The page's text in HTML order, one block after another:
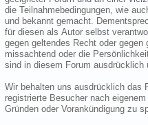
die Teilnahmebedingungen, wie
und bekannt gemacht.
für diesen als Autor selbst
gegen geltendes Recht oder
missachtend oder die
sind in diesem Forum ausdrücklich
Wir behalten uns ausdrücklich das
registrierte Besucher nach
Gründen oder Vorankündigung zu